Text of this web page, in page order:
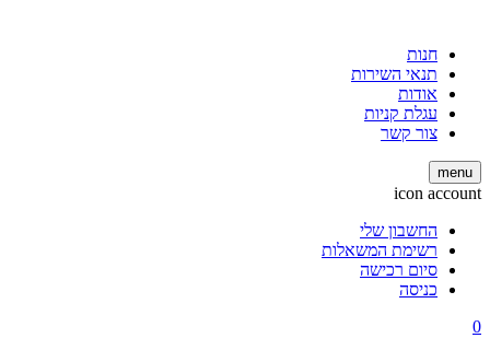
חנות
תנאי השירות
אודות
עגלת קניות
צור קשר
menu
icon account
החשבון שלי
רשימת המשאלות
סיום רכישה
כניסה
0